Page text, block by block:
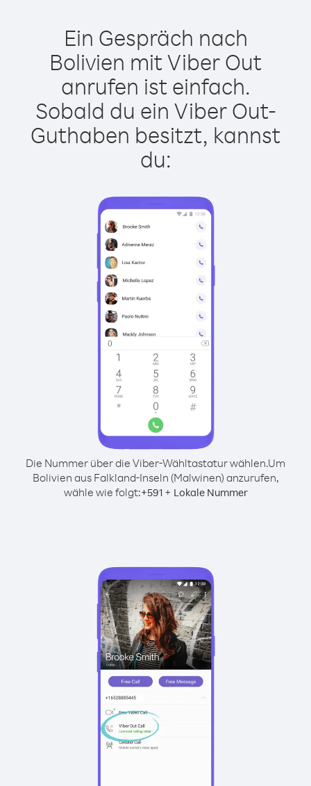
Ein Gespräch nach
Bolivien mit Viber Out
anrufen ist einfach.
Sobald du ein Viber Out-
Guthaben besitzt, kannst
du:
Die Nummer über die Viber-Wähltastatur wählen.Um
Bolivien aus Falkland-Inseln (Malwinen) anzurufen,
wähle wie folgt:+591+ Lokale Nummer